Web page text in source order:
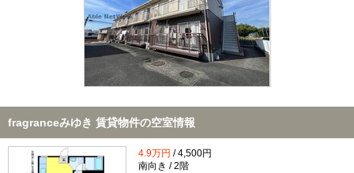
TOP
fragranceみゆき 賃貸物件の空室情報
4.9万円 / 4,500円
南向き / 2階